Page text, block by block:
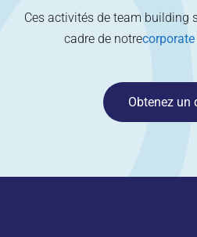
Ces activités de team building
cadre de notre
Obtenez un